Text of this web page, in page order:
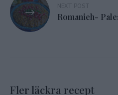
Romanieh-
Fler läckra recept